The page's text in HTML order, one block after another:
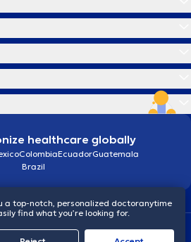
healthcare globally
ColombiaEcuadorGuatemala
Brazil
doctoranytime: Data Protection Policy
a top-notch, personalized doctoranytime
find what you’re looking for.